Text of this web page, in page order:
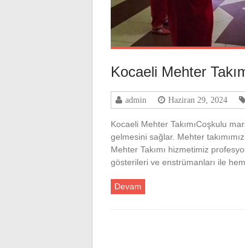
Kocaeli Mehter
admin Haziran 29, 2024
Kocaeli Mehter TakımıCoşkulu
gelmesini sağlar. Mehter
Mehter Takımı hizmetimiz
gösterileri ve enstrümanları ile
Devam